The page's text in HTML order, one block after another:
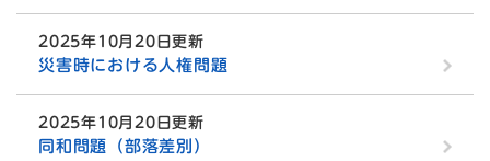
2025年10月20日更新
災害時における人権問題
2025年10月20日更新
同和問題（部落差別）